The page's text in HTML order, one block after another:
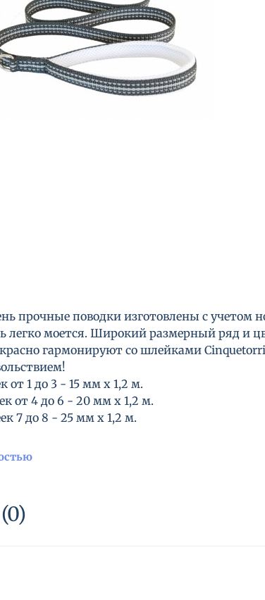
прочные поводки изготовлены с учетом
легко моется. Широкий размерный ряд и
гармонируют со шлейками
от 1 до 3 - 15 мм x 1,2 м.
от 4 до 6 - 20 мм x 1,2 м.
7 до 8 - 25 мм x 1,2 м.